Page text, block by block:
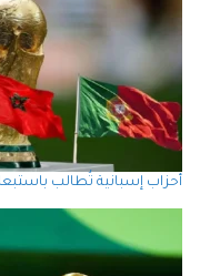
أحزاب إسبانية تُطالب